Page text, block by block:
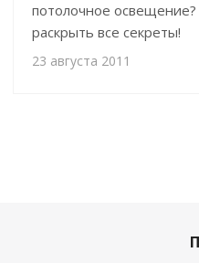
потолочное
раскрыть все секреты!
23 августа 2011